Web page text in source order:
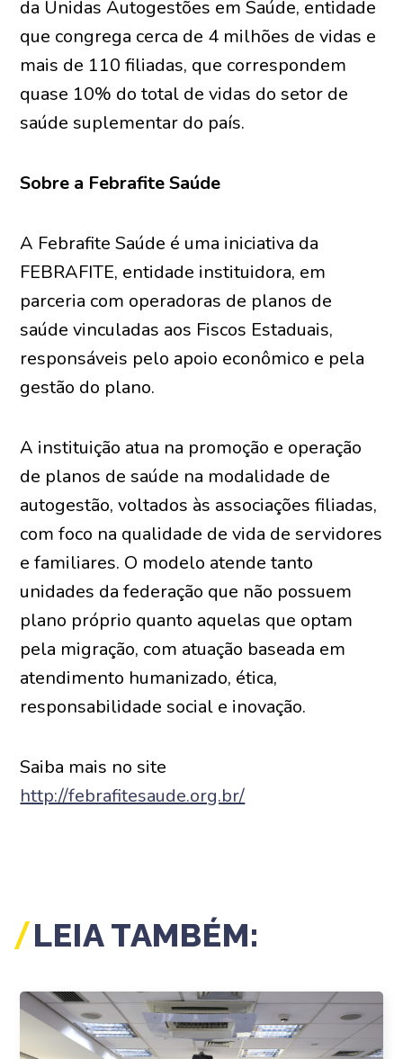
da Unidas Autogestões em Saúde, entidade
que congrega cerca de 4 milhões de vidas e
mais de 110 filiadas, que correspondem
quase 10% do total de vidas do setor de
saúde suplementar do país.
Sobre a Febrafite Saúde
A Febrafite Saúde é uma iniciativa da
FEBRAFITE, entidade instituidora, em
parceria com operadoras de planos de
saúde vinculadas aos Fiscos Estaduais,
responsáveis pelo apoio econômico e pela
gestão do plano.
A instituição atua na promoção e operação
de planos de saúde na modalidade de
autogestão, voltados às associações filiadas,
com foco na qualidade de vida de servidores
e familiares. O modelo atende tanto
unidades da federação que não possuem
plano próprio quanto aquelas que optam
pela migração, com atuação baseada em
atendimento humanizado, ética,
responsabilidade social e inovação.
Saiba mais no site
http://febrafitesaude.org.br/
LEIA TAMBÉM: